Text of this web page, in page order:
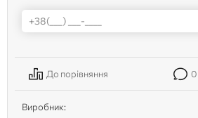
До порівняння 0
Виробник: